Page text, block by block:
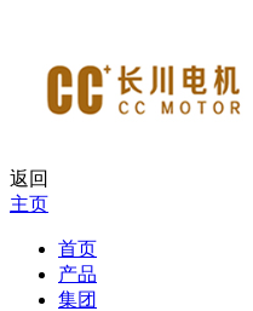
返回
主页
首页
产品
集团